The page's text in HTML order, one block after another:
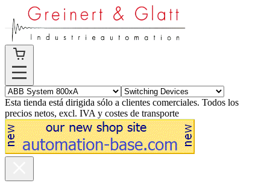
Esta tienda está dirigida sólo a clientes comerciales. Todos los
precios netos, excl. IVA y costes de transporte